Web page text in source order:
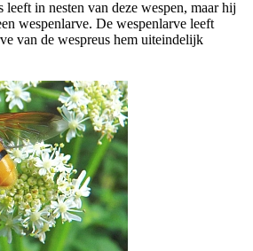
leeft in nesten van deze wespen, maar hij
wespenlarve. De wespenlarve leeft
van de wespreus hem uiteindelijk